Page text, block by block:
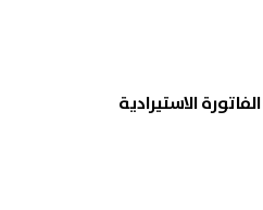
الاستيرادية